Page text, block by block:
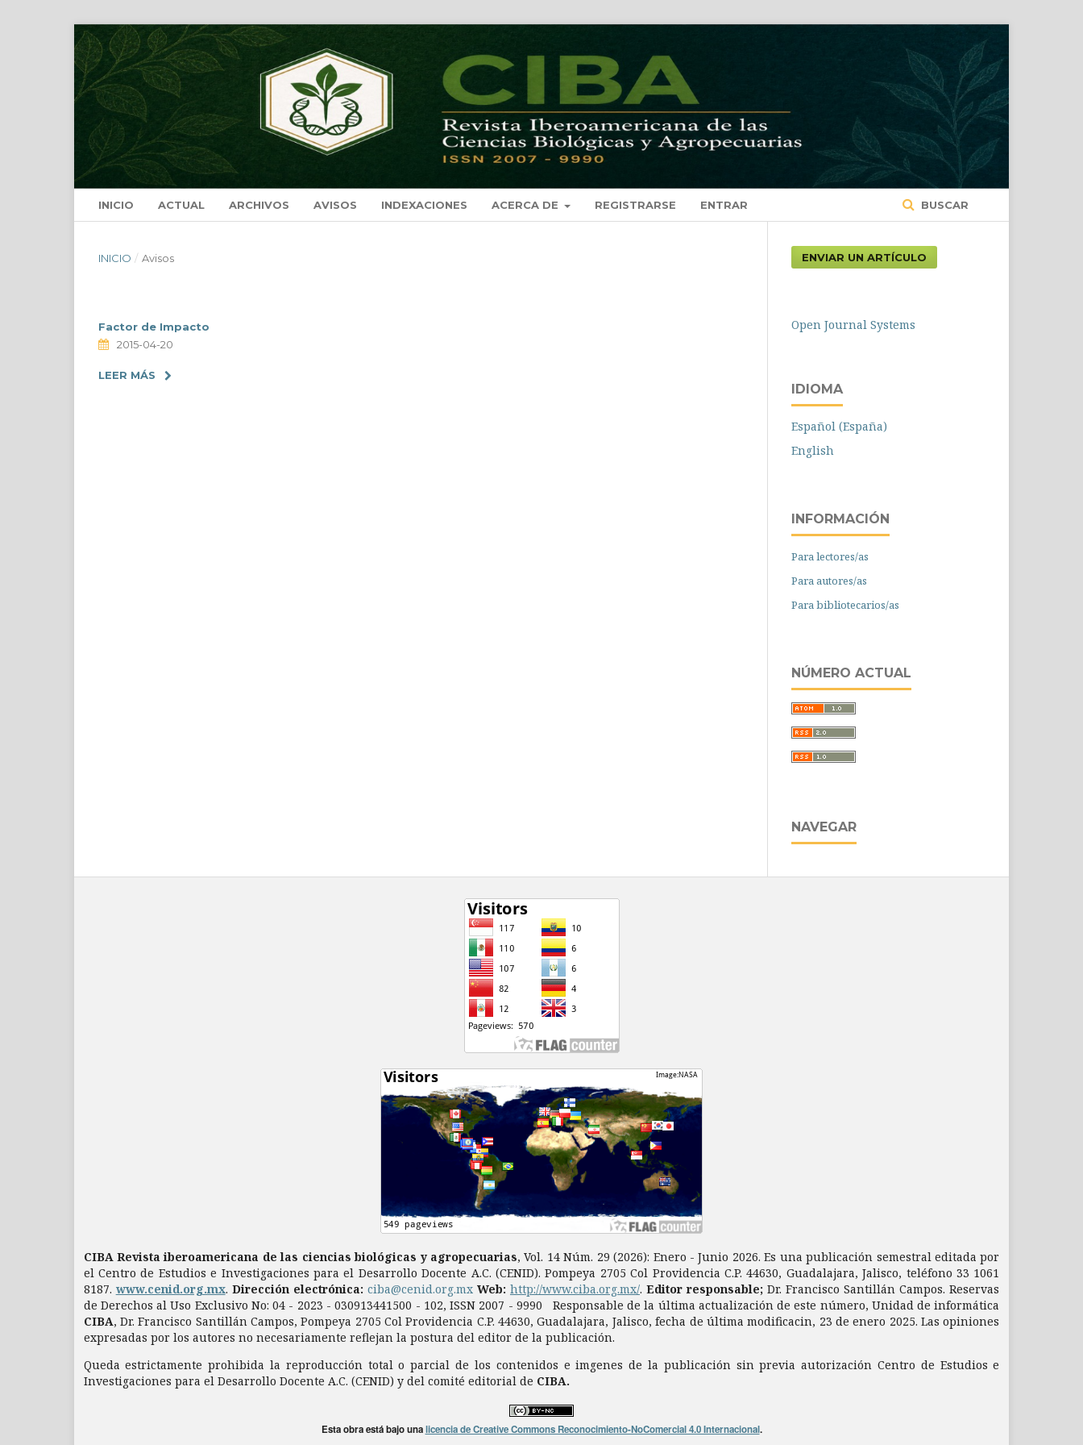
INICIO ACTUAL ARCHIVOS AVISOS INDEXACIONES ACERCA DE REGISTRARSE ENTRAR BUSCAR
INICIO / Avisos
Factor de Impacto
2015-04-20
LEER MÁS
ENVIAR UN ARTÍCULO
Open Journal Systems
IDIOMA
Español (España)
English
INFORMACIÓN
Para lectores/as
Para autores/as
Para bibliotecarios/as
NÚMERO ACTUAL
NAVEGAR
CIBA Revista iberoamericana de las ciencias biológicas y agropecuarias, Vol. 14 Núm. 29 (2026): Enero - Junio 2026. Es una publicación semestral editada por
el Centro de Estudios e Investigaciones para el Desarrollo Docente A.C. (CENID). Pompeya 2705 Col Providencia C.P. 44630, Guadalajara, Jalisco, teléfono 33 1061
8187. www.cenid.org.mx. Dirección electrónica: ciba@cenid.org.mx Web: http://www.ciba.org.mx/. Editor responsable; Dr. Francisco Santillán Campos. Reservas
de Derechos al Uso Exclusivo No: 04 - 2023 - 030913441500 - 102, ISSN 2007 - 9990 Responsable de la última actualización de este número, Unidad de informática
CIBA, Dr. Francisco Santillán Campos, Pompeya 2705 Col Providencia C.P. 44630, Guadalajara, Jalisco, fecha de última modificacin, 23 de enero 2025. Las opiniones
expresadas por los autores no necesariamente reflejan la postura del editor de la publicación.
Queda estrictamente prohibida la reproducción total o parcial de los contenidos e imgenes de la publicación sin previa autorización Centro de Estudios e
Investigaciones para el Desarrollo Docente A.C. (CENID) y del comité editorial de CIBA.
Esta obra está bajo unalicencia de Creative Commons Reconocimiento-NoComercial 4.0 Internacional.